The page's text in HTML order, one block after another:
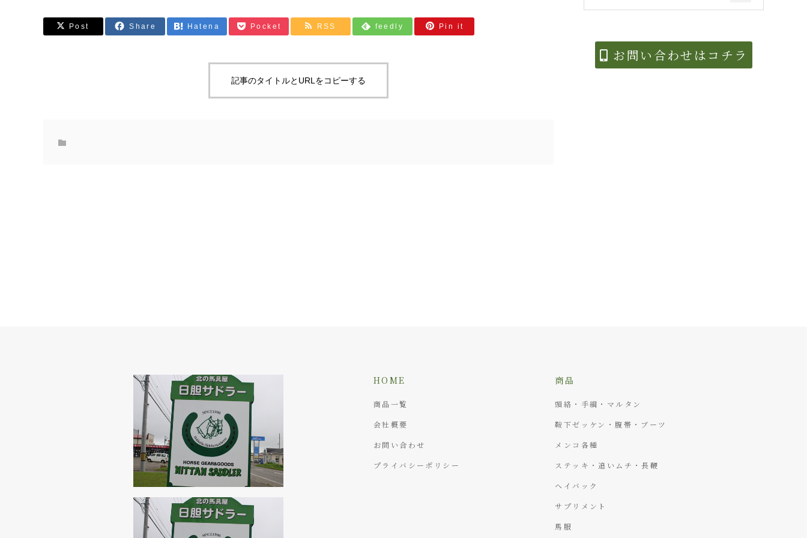
Post Share Hatena Pocket RSS feedly Pin it
記事のタイトルとURLをコピーする
お問い合わせはコチラ
HOME
商品一覧
会社概要
お問い合わせ
プライバシーポリシー
商品
頭絡・手綱・マルタン
鞍下ゼッケン・腹帯・ブーツ
メンコ各種
ステッキ・追いムチ・長鞭
ヘイバック
サプリメント
馬服